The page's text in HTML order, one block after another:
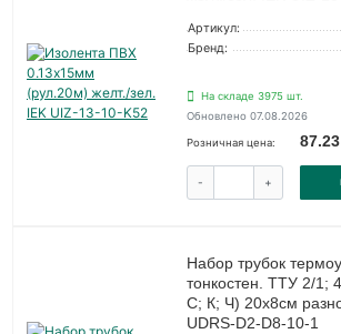
Артикул:
Бренд:
На складе 3975 шт.
Обновлено 07.08.2026
Розничная цена:
- +
Набор трубок
тонкостен. ТТУ 2/1;
С; К; Ч) 20х8см
UDRS-D2-D8-10-1